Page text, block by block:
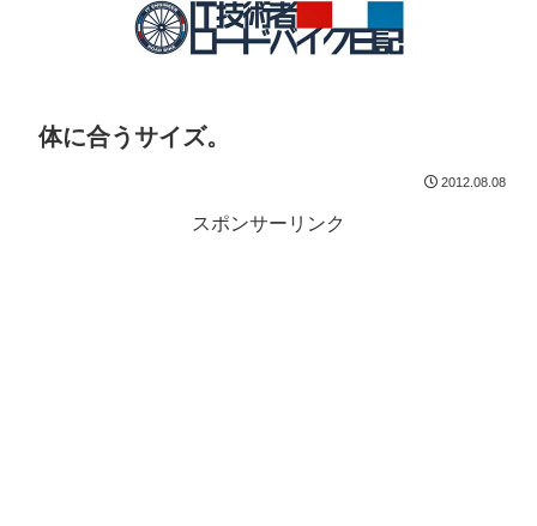
体に合うサイズ。
2012.08.08
スポンサーリンク